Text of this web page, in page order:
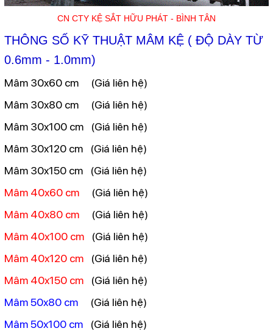
CN CTY KỆ SẮT HỮU PHÁT - BÌNH TÂN
THÔNG SỐ KỸ THUẬT MÂM KỆ ( ĐỘ DÀY TỪ
0.6mm - 1.0mm)
Mâm 30x60 cm (Giá liên hệ)
Mâm 30x80 cm(Giá liên hệ)
Mâm 30x100 cm(Giá liên hệ)
Mâm 30x120 cm
(Giá liên hệ)
Mâm 30x150 cm
(Giá liên hệ)
Mâm 40x60 cm(Giá liên hệ)
Mâm 40x80 cm
(Giá liên hệ)
Mâm 40x100 cm(Giá liên hệ)
Mâm 40x120 cm(Giá liên hệ)
Mâm 40x150 cm
(Giá liên hệ)
Mâm 50x80 cm
(Giá liên hệ)
Mâm 50x100 cm(Giá liên hệ)